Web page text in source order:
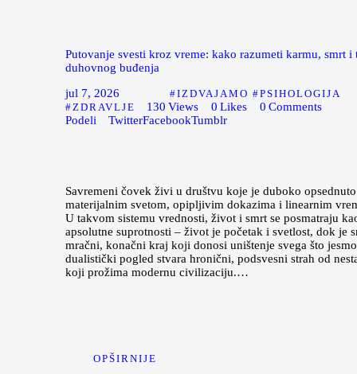
Putovanje svesti kroz vreme: kako razumeti karmu, smrt i
duhovnog buđenja
jul 7, 2026
IZDVAJAMO
PSIHOLOGIJA
ZDRAVLJE
130 Views 0 Likes 0 Comments
Podeli
TwitterFacebookTumblr
Savremeni čovek živi u društvu koje je duboko opsednuto
materijalnim svetom, opipljivim dokazima i linearnim
U takvom sistemu vrednosti, život i smrt se posmatraju
apsolutne suprotnosti – život je početak i svetlost, dok je
mračni, konačni kraj koji donosi uništenje svega što
dualistički pogled stvara hronični, podsvesni strah od
koji prožima modernu civilizaciju.…
OPŠIRNIJE